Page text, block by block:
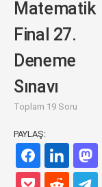
Matematik
Final 27.
Deneme
Sınavı
Toplam 19 Soru
PAYLAŞ: